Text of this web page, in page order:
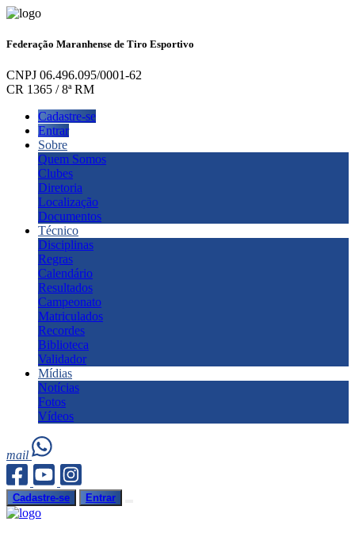
Federação Maranhense de Tiro Esportivo
CNPJ 06.496.095/0001-62
CR 1365 / 8ª RM
Cadastre-se
Entrar
Sobre
Quem Somos
Clubes
Diretoria
Localização
Documentos
Técnico
Disciplinas
Regras
Calendário
Resultados
Campeonato
Matriculados
Recordes
Biblioteca
Validador
Mídias
Notícias
Fotos
Vídeos
mail
Cadastre-se Entrar